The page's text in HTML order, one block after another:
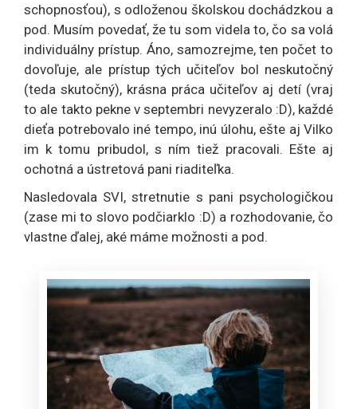
schopnosťou), s odloženou školskou dochádzkou a
pod. Musím povedať, že tu som videla to, čo sa volá
individuálny prístup. Áno, samozrejme, ten počet to
dovoľuje, ale prístup tých učiteľov bol neskutočný
(teda skutočný), krásna práca učiteľov aj detí (vraj
to ale takto pekne v septembri nevyzeralo :D), každé
dieťa potrebovalo iné tempo, inú úlohu, ešte aj Vilko
im k tomu pribudol, s ním tiež pracovali. Ešte aj
ochotná a ústretová pani riaditeľka.
Nasledovala SVI, stretnutie s pani psychologičkou
(zase mi to slovo podčiarklo :D) a rozhodovanie, čo
vlastne ďalej, aké máme možnosti a pod.